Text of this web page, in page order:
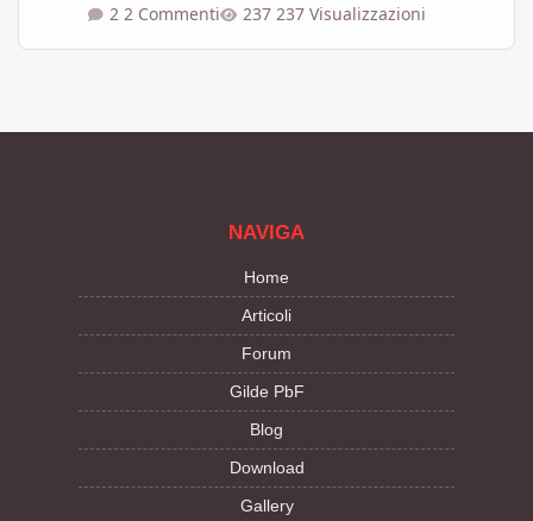
2 Commenti 237 Visualizzazioni
NAVIGA
Home
Articoli
Forum
Gilde PbF
Blog
Download
Gallery